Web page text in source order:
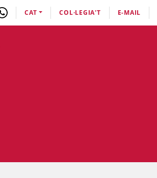
CAT COL·LEGIA'T E-MAIL